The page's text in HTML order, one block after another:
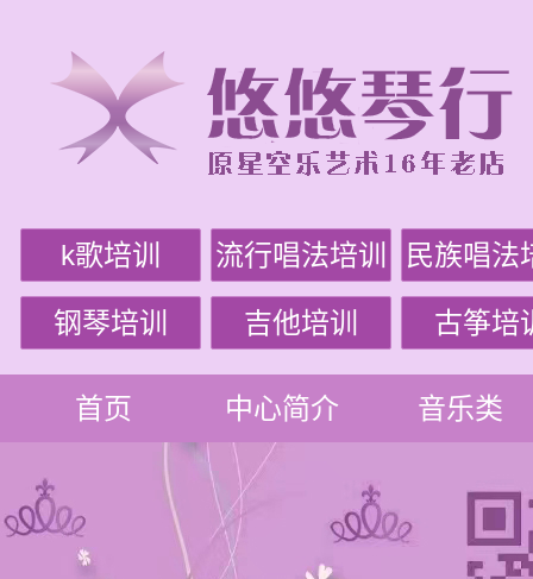
k歌培训 流行唱法培训 民族唱法
钢琴培训 吉他培训 古筝培
首页 中心简介 音乐类